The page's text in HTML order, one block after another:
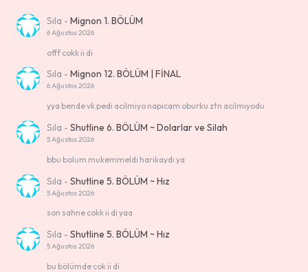
Sıla -Mignon 1. BÖLÜM
6 Ağustos 2026
offf cokk ii di
Sıla -Mignon 12. BÖLÜM | FİNAL
6 Ağustos 2026
yya bende vk pedi acilmiyo napicam oburku ztn acilmiyodu
Sıla -Shutline 6. BÖLÜM ~ Dolarlar ve Silah
5 Ağustos 2026
bbu bolum mukemmeldi harikaydı ya
Sıla -Shutline 5. BÖLÜM ~ Hız
5 Ağustos 2026
son sahne cokk ii di yaa
Sıla -Shutline 5. BÖLÜM ~ Hız
5 Ağustos 2026
bu bölümde cok ii di